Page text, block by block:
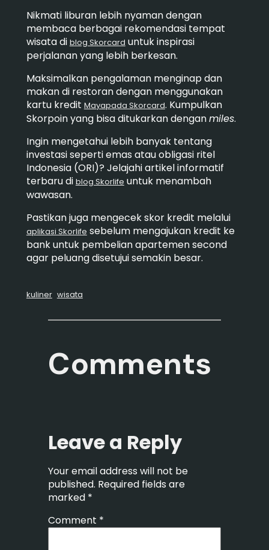
Nikmati liburan lebih nyaman dengan
membaca berbagai rekomendasi tempat
wisata di blog Skorcard untuk inspirasi
perjalanan yang lebih berkesan.
Maksimalkan pengalaman menginap dan
makan di restoran dengan menggunakan
kartu kredit Mayapada Skorcard. Kumpulkan
Skorpoin yang bisa ditukarkan denganmiles.
Ingin mengetahui lebih banyak tentang
investasi seperti emas atau obligasi ritel
Indonesia (ORI)? Jelajahi artikel informatif
terbaru di blog Skorlife untuk menambah
wawasan.
Pastikan juga mengecek skor kredit melalui
aplikasi Skorlife sebelum mengajukan kredit ke
bank untuk pembelian apartemen second
agar peluang disetujui semakin besar.
kuliner wisata
Comments
Leave a Reply
Your email address will not be
published. Required fields are
marked *
Comment *